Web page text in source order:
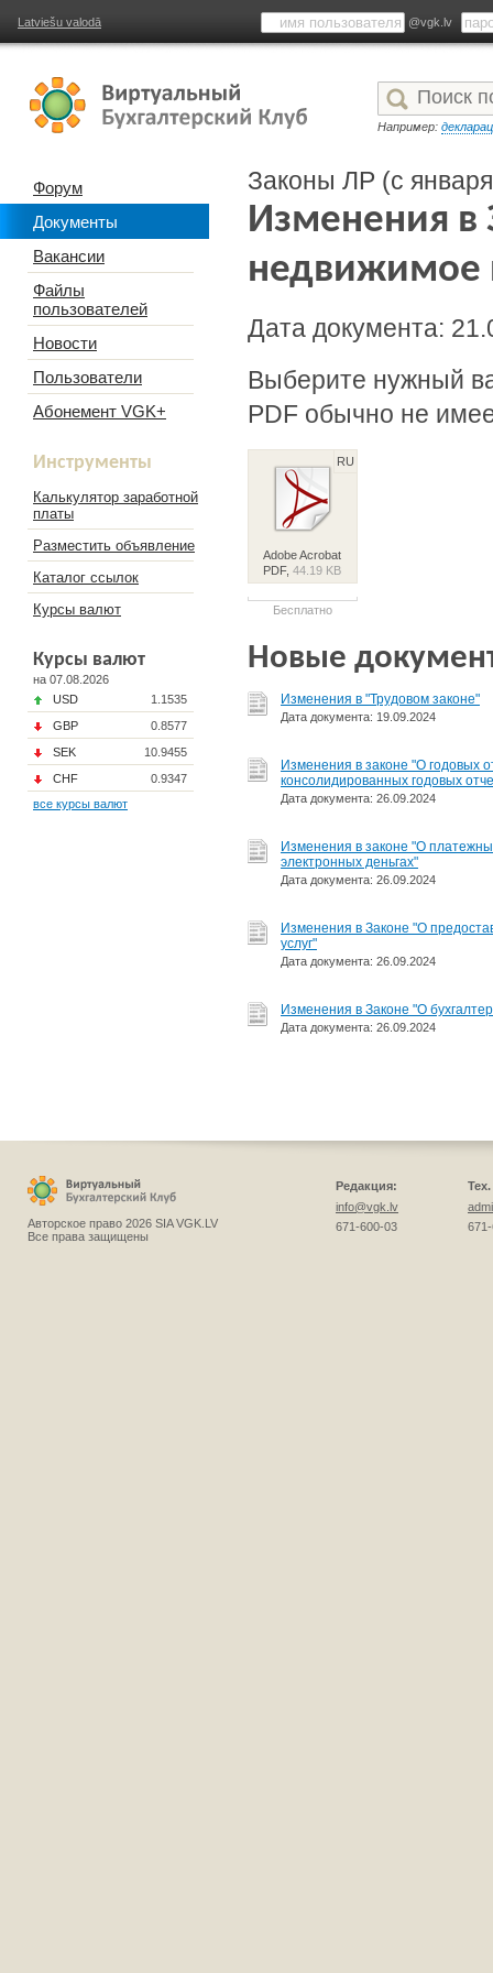
Latviešu valodā @vgk.lv
Например:
Форум
Документы
Вакансии
Файлы
пользователей
Новости
Пользователи
Абонемент VGK+
Инструменты
Калькулятор заработной
платы
Разместить объявление
Каталог ссылок
Курсы валют
Курсы валют
на 07.08.2026
USD
1.1535
GBP
0.8577
SEK
10.9455
CHF
0.9347
все курсы валют
Законы ЛР (с
Изменения в
Дата документа:
Выберите нужный
PDF обычно не
RU
Adobe Acrobat
PDF,44.19 KB
Бесплатно
Новые
Изменения в "Трудовом законе"
Дата документа: 19.09.2024
Изменения в законе "О годовых
консолидированных годовых
Дата документа: 26.09.2024
​Изменения в законе "О
электронных деньгах"
Дата документа: 26.09.2024
Изменения в Законе "О
услуг"
Дата документа: 26.09.2024
Изменения в Законе "О
Дата документа: 26.09.2024
Авторское право 2026 SIA VGK.LV
Все права защищены
Редакция:
info@vgk.lv
671-600-03